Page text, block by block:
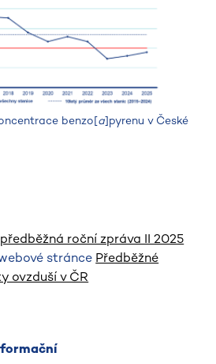
benzo[a]pyrenu v České
roční zpráva II 2025
stránce Předběžné
ovzduší v ČR